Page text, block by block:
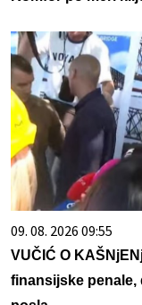
09. 08. 2026 09:55
VUČIĆ O
finansijske penale,